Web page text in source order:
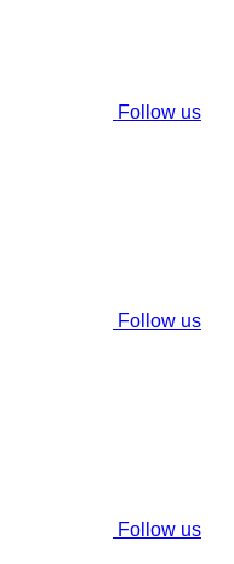
Follow us
Follow us
Follow us